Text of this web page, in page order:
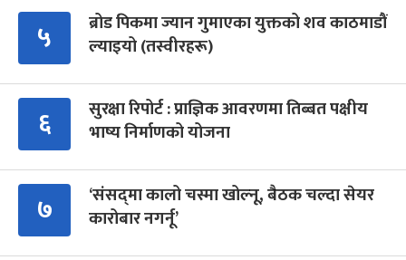
५
ब्रोड पिकमा ज्यान गुमाएका युक्तको शव काठमाडौं
ल्याइयो (तस्वीरहरू)
६
सुरक्षा रिपोर्ट : प्राज्ञिक आवरणमा तिब्बत पक्षीय
भाष्य निर्माणको योजना
७
‘संसद्‍मा कालो चस्मा खोल्नू, बैठक चल्दा सेयर
कारोबार नगर्नू’